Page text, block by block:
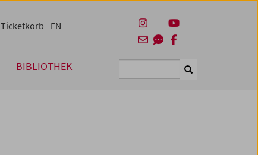
BIBLIOTHEK Suchen
Ticketkorb EN